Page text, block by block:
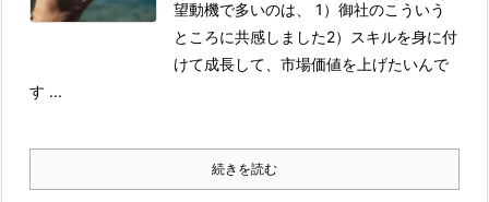
望動機で多いのは、 1）御社のこういう
ところに共感しました2）スキルを身に付
けて成長して、市場価値を上げたいんで
す ...
続きを読む